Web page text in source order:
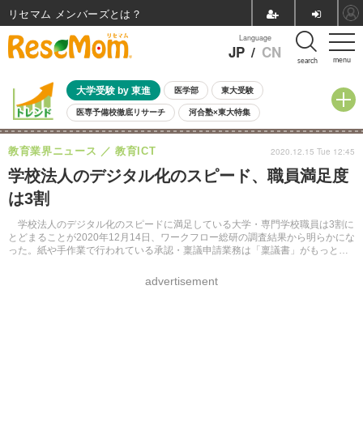
menu
Language
JP / CN search
大学受験 by 東進 医学部 東大受験
医専予備校徹底リサーチ 河合塾×東大特集
親子で考える大学選び 高校受験 中学受験 小学校受験
共通テスト 夏休み 8月開催学校説明会・相談会
8月開催イベント・WS 全国公立高校 過去問 人気記事
自由研究教材（小学生向け）
学校法人のデジタル化のスピード、職員満足度
は3割
学校法人のデジタル化のスピードに満足している大学・専門学校職員は3割に
とどまることが2020年12月14日、ワークフロー総研の調査結果から明らかにな
った。紙や手作業で行われている承認・稟議申請業務は「稟議書」がもっとも
教育業界ニュース 教育ICT
advertisement
2020.12.15 Tue 12:45
リセマム メンバーズ